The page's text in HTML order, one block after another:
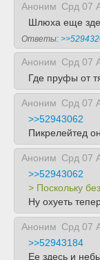
Аноним Срд 07
Шлюха еще
Ответы:
Аноним Срд 07
Где пруфы от
Аноним Срд 07
>>52943062
Пикрелейтед
Аноним Срд 07
>>52943062
> Поскольку
Ну охуеть
Аноним Срд 07
>>52943184
Ее здесь и